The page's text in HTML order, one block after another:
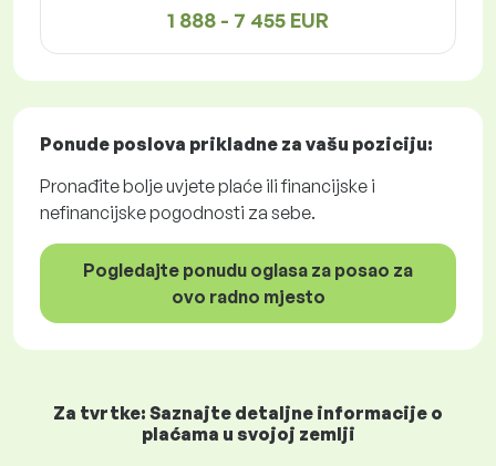
1 888 - 7 455 EUR
Ponude poslova prikladne za vašu poziciju:
Pronađite bolje uvjete plaće ili financijske i
nefinancijske pogodnosti za sebe.
Pogledajte ponudu oglasa za posao za
ovo radno mjesto
Za tvrtke: Saznajte detaljne informacije o
plaćama u svojoj zemlji